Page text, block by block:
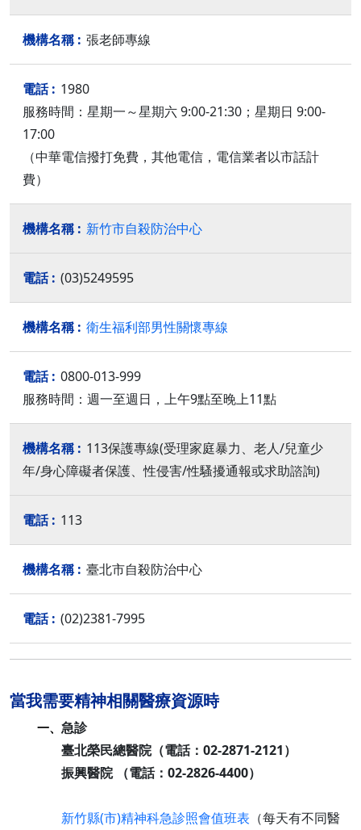
張老師專線
1980
服務時間：星期一～星期六 9:00-21:30；星期日 9:00-
17:00
（中華電信撥打免費，其他電信，電信業者以市話計
費）
新竹市自殺防治中心
(03)5249595
衛生福利部男性關懷專線
0800-013-999
服務時間：週一至週日，上午9點至晚上11點
113保護專線(受理家庭暴力、老人/兒童少
年/身心障礙者保護、性侵害/性騷擾通報或求助諮詢)
113
臺北市自殺防治中心
(02)2381-7995
當我需要精神相關醫療資源時
一、 急診
臺北榮民總醫院（電話：02-2871-2121）
振興醫院 （電話：02-2826-4400）
新竹縣(市)精神科急診照會值班表 （每天有不同醫